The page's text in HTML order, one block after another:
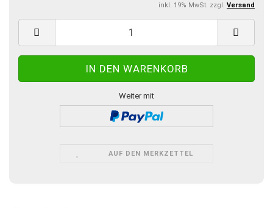
inkl. 19% MwSt. zzgl. Versand
Weiter mit
AUF DEN MERKZETTEL